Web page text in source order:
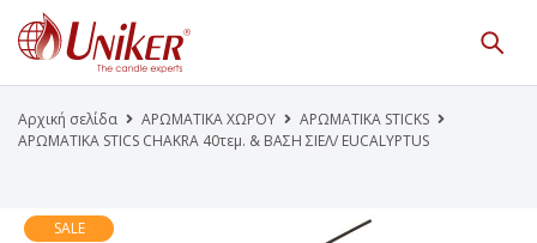
Κατάλογος Προϊόντων
Γίνε Συνεργάτης μας
Αρχική σελίδα ΑΡΩΜΑΤΙΚΑ ΧΩΡΟΥ
ΑΡΩΜΑΤΙΚΑ STICKS
ΑΡΩΜΑΤΙΚΑ STICS CHAKRA 40τεμ. & ΒΑΣΗ ΣΙΕΛ/ EUCALYPTUS
SALE